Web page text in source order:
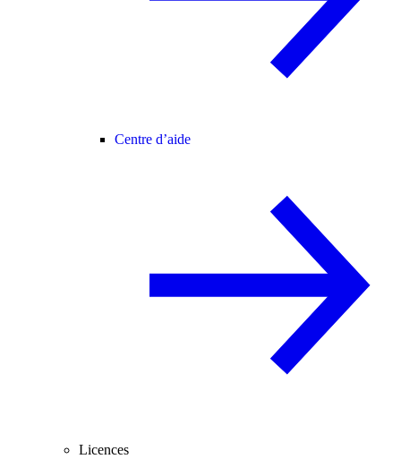
Centre d’aide
Licences